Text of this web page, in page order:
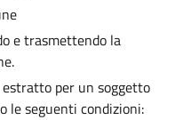
e trasmettendo la
per un soggetto
le seguenti condizioni: